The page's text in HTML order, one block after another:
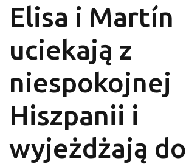
Elisa i Martín
uciekają z
niespokojnej
Hiszpanii i
wyjeżdżają do